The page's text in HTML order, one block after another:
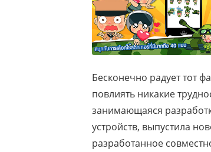
Бесконечно радует тот
повлиять никакие
занимающаяся
устройств, выпустила
разработанное